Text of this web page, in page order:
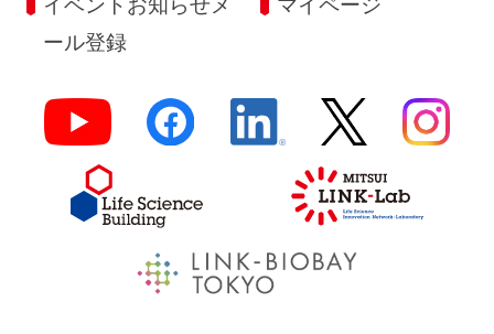
イベントお知らせメ
ール登録
マイページ